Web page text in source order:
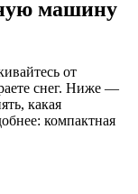
машину
от
снег. Ниже —
какая
компактная